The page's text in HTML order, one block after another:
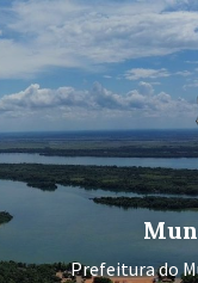
Ir
para
conteúdo
Pular
para
navegação
principal
Pular
para
rodapé
Prefeitura do